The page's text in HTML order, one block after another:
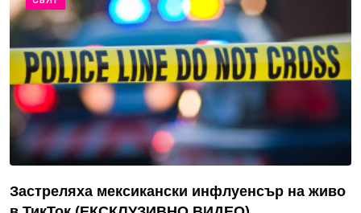
Застреляха мексикански инфлуенсър на живо